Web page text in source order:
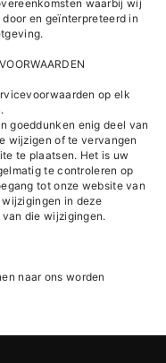
waarbij wij
en geïnterpreteerd in
op elk
goeddunken enig deel van
wijzigen of te vervangen
te plaatsen. Het is uw
te controleren op
tot onze website van
in deze
die wijzigingen.
naar ons worden